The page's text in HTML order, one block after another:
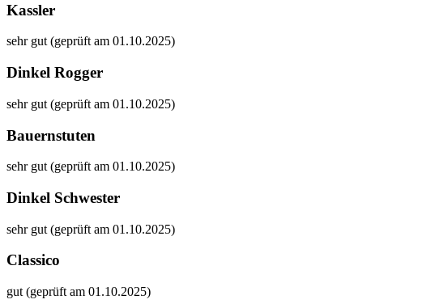
Kassler
sehr gut (geprüft am 01.10.2025)
Dinkel Rogger
sehr gut (geprüft am 01.10.2025)
Bauernstuten
sehr gut (geprüft am 01.10.2025)
Dinkel Schwester
sehr gut (geprüft am 01.10.2025)
Classico
gut (geprüft am 01.10.2025)